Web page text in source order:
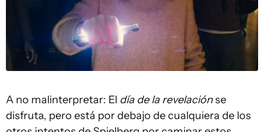
A no malinterpretar: El día de la revelaciónse
disfruta, pero está por debajo de cualquiera de los